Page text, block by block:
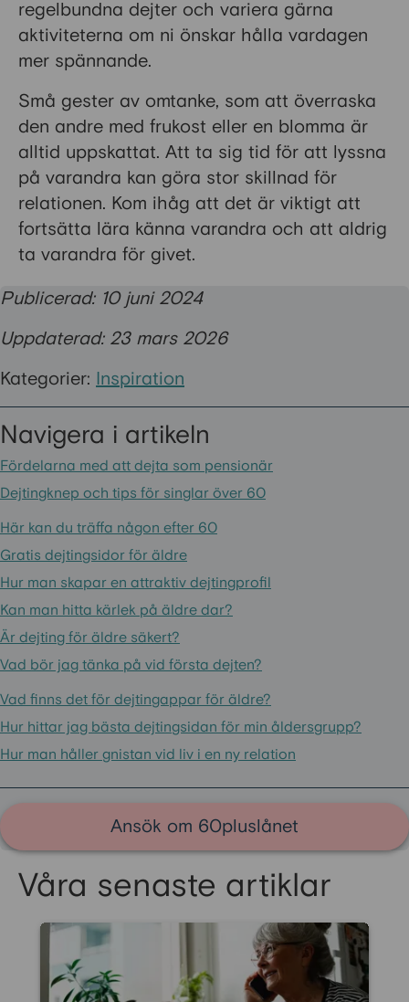
regelbundna dejter och variera gärna
aktiviteterna om ni önskar hålla vardagen
mer spännande.
Små gester av omtanke, som att överraska
den andre med frukost eller en blomma är
alltid uppskattat. Att ta sig tid för att lyssna
på varandra kan göra stor skillnad för
relationen. Kom ihåg att det är viktigt att
fortsätta lära känna varandra och att aldrig
ta varandra för givet.
Publicerad: 10 juni 2024
Uppdaterad: 23 mars 2026
Kategorier: Inspiration
Navigera i artikeln
Fördelarna med att dejta som pensionär
Dejtingknep och tips för singlar över 60
Här kan du träffa någon efter 60
Gratis dejtingsidor för äldre
Hur man skapar en attraktiv dejtingprofil
Kan man hitta kärlek på äldre dar?
Är dejting för äldre säkert?
Vad bör jag tänka på vid första dejten?
Vad finns det för dejtingappar för äldre?
Hur hittar jag bästa dejtingsidan för min åldersgrupp?
Hur man håller gnistan vid liv i en ny relation
Ansök om 60pluslånet
Våra senaste artiklar